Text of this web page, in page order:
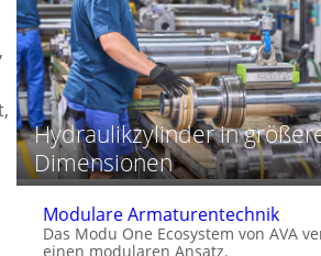
o
z
e
s
s
e
r
e
i
b
e
r
Hydraulikzylinder in
Dimensionen
Modulare Armaturentechnik
Das Modu One Ecosystem von AVA
einen modularen Ansatz.